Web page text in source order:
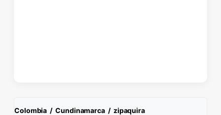
Colombia / Cundinamarca / zipaquira